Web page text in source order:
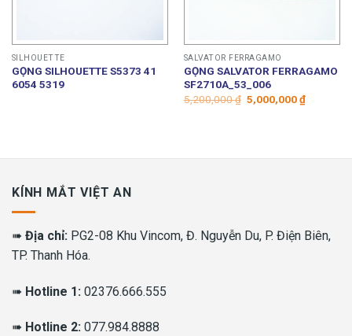
SILHOUETTE
GỌNG SILHOUETTE S5373 41
6054 5319
SALVATOR FERRAGAMO
GỌNG SALVATOR FERRAGAMO
SF2710A_53_006
5,200,000₫ Giá
gốc
5,000,000₫Giá
hiện
KÍNH MẮT VIỆT AN
➠ Địa chỉ: PG2-08 Khu Vincom, Đ. Nguyễn Du, P. Điện Biên,
TP. Thanh Hóa.
➠ Hotline 1: 02376.666.555
➠ Hotline 2: 077.984.8888